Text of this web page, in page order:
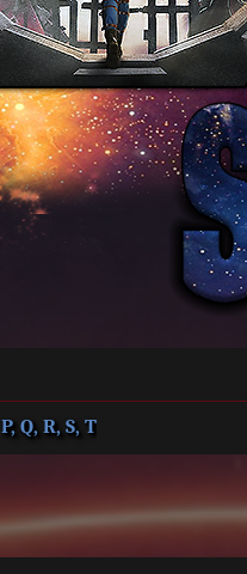
P, Q, R, S, T